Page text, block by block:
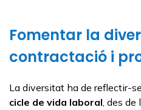
Fomentar la
contractació i
La diversitat ha de reflectir-se
cicle de vida laboral, des de